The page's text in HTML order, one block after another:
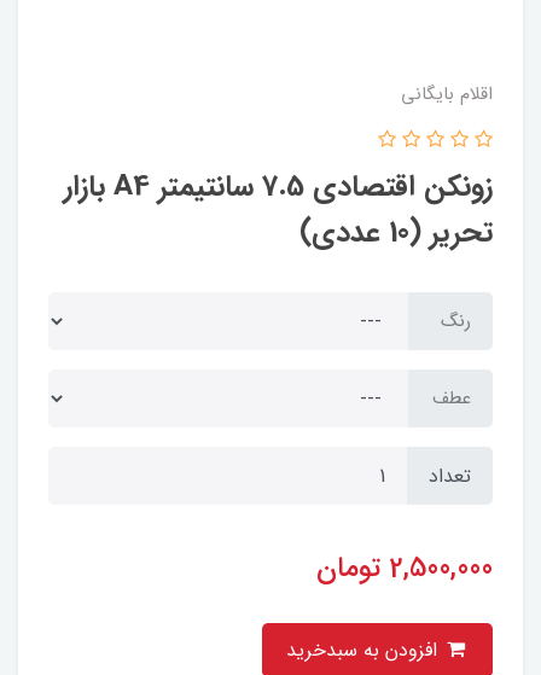
اقلام بایگانی
زونکن اقتصادی 7.5 سانتیمتر A4 بازار
تحریر (10 عددی)
رنگ
عطف
تعداد
2,500,000 تومان